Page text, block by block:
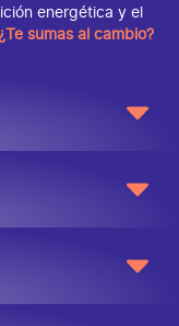
energética y el
sumas al cambio?